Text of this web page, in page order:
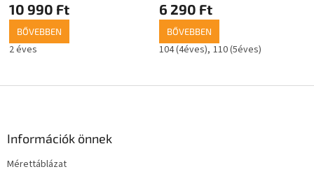
10 990 Ft
BŐVEBBEN
2 éves
6 290 Ft
BŐVEBBEN
104 (4éves) 110 (5éves)
Információk önnek
Mérettáblázat